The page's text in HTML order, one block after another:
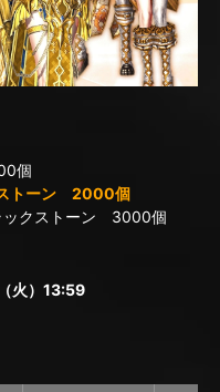
個
ストーン 2000個
ックストーン 3000個
火）13:59